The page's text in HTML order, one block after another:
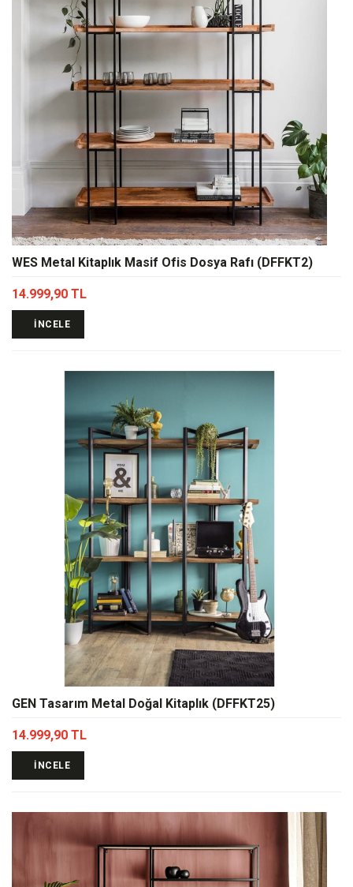
WES Metal Kitaplık Masif Ofis Dosya Rafı (DFFKT2)
14.999,90 TL
İNCELE
GEN Tasarım Metal Doğal Kitaplık (DFFKT25)
14.999,90 TL
İNCELE